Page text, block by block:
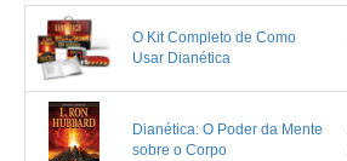
O Kit Completo de Como
Usar Dianética
Dianética: O Poder da Mente
sobre o Corpo